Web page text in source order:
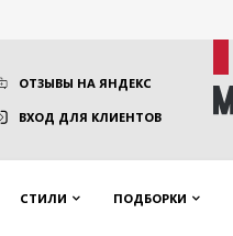
ОТЗЫВЫ НА ЯНДЕКС
ВХОД ДЛЯ КЛИЕНТОВ
СТИЛИ ПОДБОРКИ